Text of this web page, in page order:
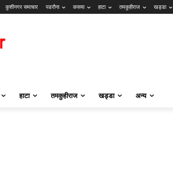
कुशीनगर समाचार पडरौना कसया हाटा तमकुहीराज खड्डा
हाटा तमकुहीराज खड्डा अन्य